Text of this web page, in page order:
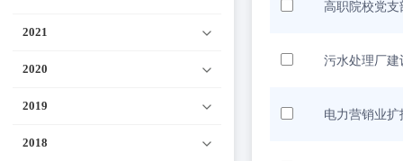
2021
2020
2019
2018
高职院校党
污水处理厂
电力营销业